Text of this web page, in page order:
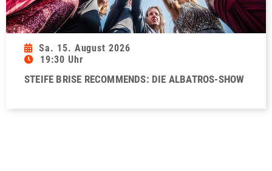
Sa. 15. August 2026
19:30 Uhr
STEIFE BRISE RECOMMENDS: DIE ALBATROS-SHOW